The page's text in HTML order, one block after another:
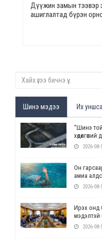
Дүүжин замын тээвэр
ашиглалтад бүрэн
Шинэ мэдээ Их
“Шинэ
2026-08-
Он
амиа
2026-08-
Ирэх онд
мэдэлтэй
2026-08-